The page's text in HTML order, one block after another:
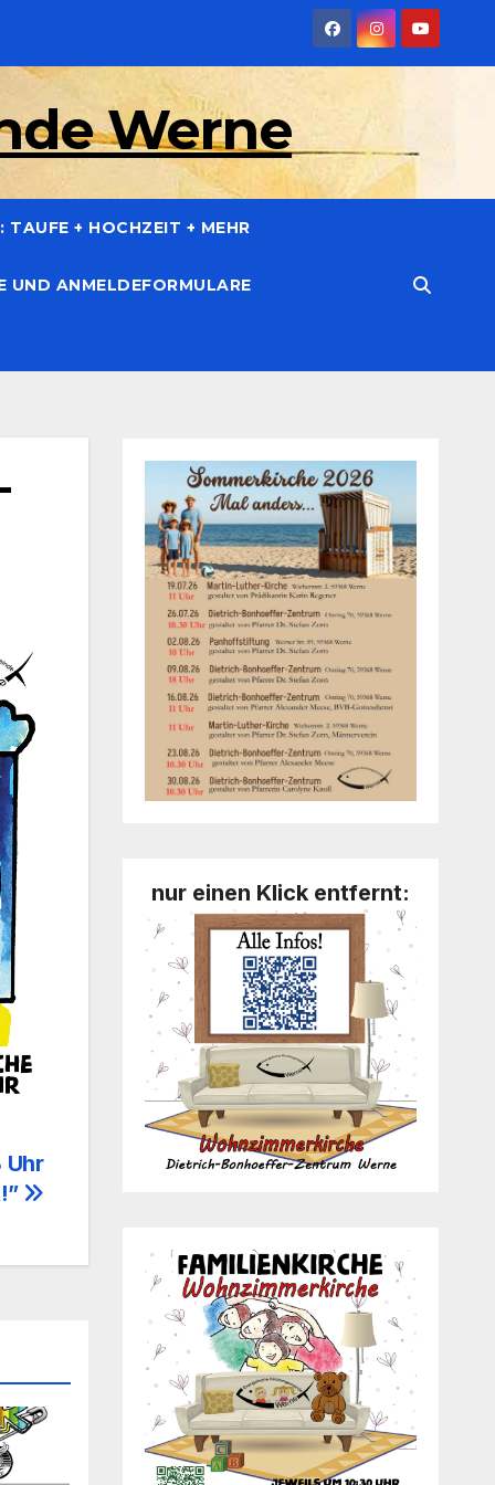
Werne
TAUFE + HOCHZEIT + MEHR
UND ANMELDEFORMULARE
Uhr
nur einen Klick entfernt: